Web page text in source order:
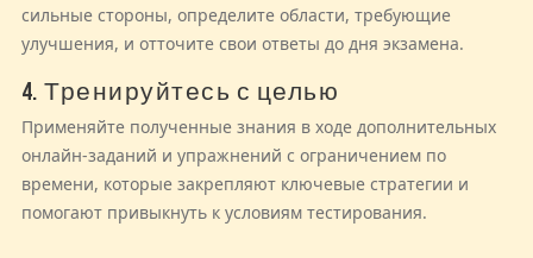
сильные стороны, определите области, требующие
улучшения, и отточите свои ответы до дня экзамена.
4. Тренируйтесь с целью
Применяйте полученные знания в ходе дополнительных
онлайн-заданий и упражнений с ограничением по
времени, которые закрепляют ключевые стратегии и
помогают привыкнуть к условиям тестирования.